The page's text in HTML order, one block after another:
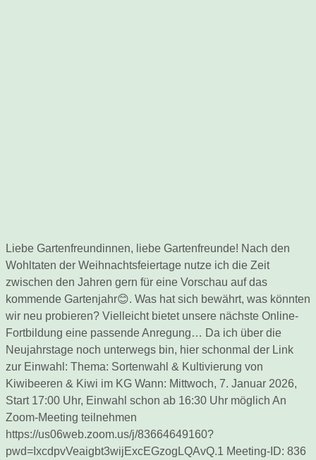
Liebe Gartenfreundinnen, liebe Gartenfreunde! Nach den
Wohltaten der Weihnachtsfeiertage nutze ich die Zeit
zwischen den Jahren gern für eine Vorschau auf das
kommende Gartenjahr😊. Was hat sich bewährt, was könnten
wir neu probieren? Vielleicht bietet unsere nächste Online-
Fortbildung eine passende Anregung… Da ich über die
Neujahrstage noch unterwegs bin, hier schonmal der Link
zur Einwahl: Thema: Sortenwahl & Kultivierung von
Kiwibeeren & Kiwi im KG Wann: Mittwoch, 7. Januar 2026,
Start 17:00 Uhr, Einwahl schon ab 16:30 Uhr möglich An
Zoom-Meeting teilnehmen
https://us06web.zoom.us/j/83664649160?
pwd=IxcdpvVeaigbt3wijExcEGzogLQAvQ.1 Meeting-ID: 836